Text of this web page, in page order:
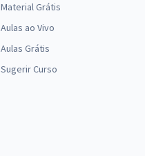
Material Grátis
Aulas ao Vivo
Aulas Grátis
Sugerir Curso